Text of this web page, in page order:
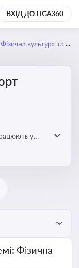
ВХІД ДО LIGA360
Фізична культура та спорт
у
аматорський
Фізична